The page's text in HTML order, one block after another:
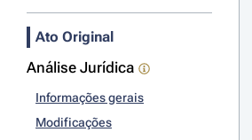
Ato Original
Análise Jurídica
Informações gerais
Modificações